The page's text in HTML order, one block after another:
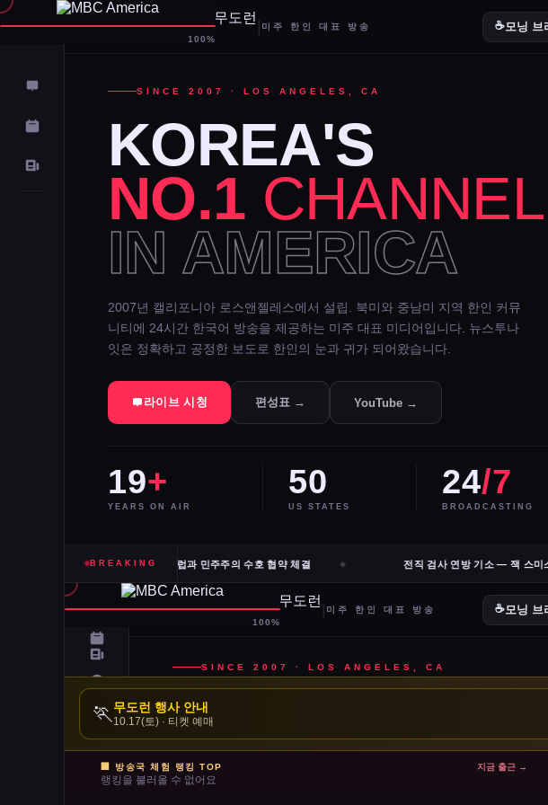
100%
D-
미주 한인 대표 방송 ☕모닝 브
SINCE 2007 · LOS ANGELES, CA
KOREA'S
NO.1 CHANNEL
IN AMERICA
2007년 캘리포니아 로스앤젤레스에서 설립. 북미와 중남미 지역 한인 커뮤
니티에 24시간 한국어 방송을 제공하는 미주 대표 미디어입니다. 뉴스투나
잇은 정확하고 공정한 보도로 한인의 눈과 귀가 되어왔습니다.
라이브 시청 편성표 → YouTube →
19+
YEARS ON AIR
50
US STATES
24/7
BROADCASTING
BREAKING
고·신시내티 등 10개 도시 시장, 유럽과 민주주의 수호 협약 체결 전직 검사 연방 기소 — 잭 스미스
🏃 무도런 행사 안내
10.17(토) · 티켓 예매
🏢 방송국 체험 랭킹 TOP 지금 출근 →
랭킹을 불러올 수 없어요